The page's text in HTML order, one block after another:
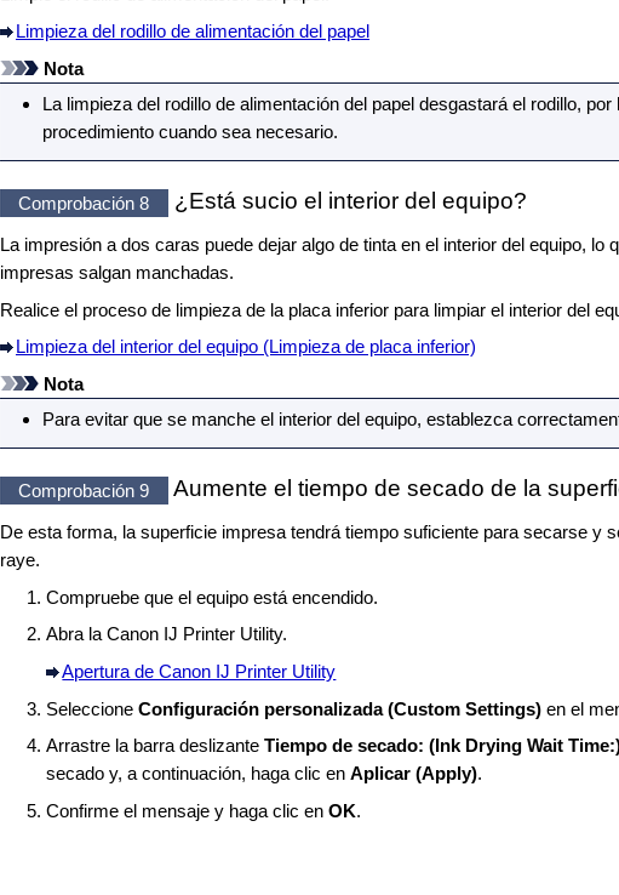
Limpieza del rodillo de alimentación del papel
Nota
La limpieza del rodillo de alimentación del papeldesgastará el rodillo, por
procedimiento cuando sea necesario.
Comprobación 8 ¿Está sucio el interior del equipo?
La impresión a dos caras puede dejar algo de tinta en el interior del equipo, lo
impresas salgan manchadas.
Realice el proceso de limpieza de la placa inferior para limpiar el interior del
Limpieza del interior del equipo (Limpieza de placa inferior)
Nota
Para evitar que se manche el interior del equipo, establezca
Comprobación 9 Aumente el tiempo de secado de la
De esta forma, la superficie impresa tendrá tiempo suficiente para secarse y
raye.
Compruebe que elequipo está encendido.
Abra laCanon IJ Printer Utility.
Apertura de Canon IJ Printer Utility
SeleccioneConfiguración personalizada (Custom Settings) en el
Arrastre la barra deslizanteTiempo de secado: (Ink Drying Wait
secado y, a continuación, haga clic enAplicar (Apply).
Confirme el mensaje y haga clic enOK.